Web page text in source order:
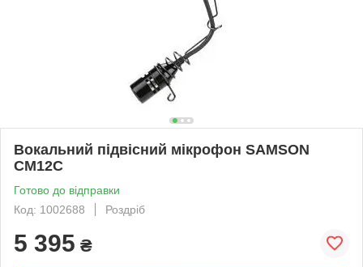
Вокальний підвісний мікрофон SAMSON
CM12C
Готово до відправки
Код: 1002688
Роздріб
5 395 ₴